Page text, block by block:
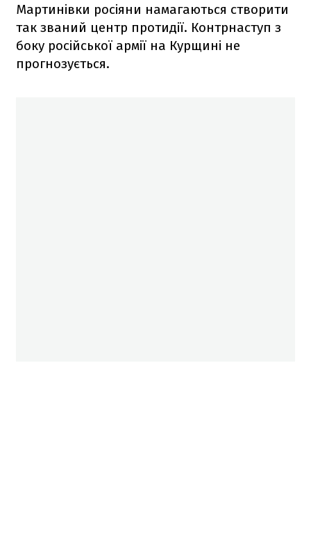
Мартинівки росіяни намагаються створити
так званий центр протидії. Контрнаступ з
боку російської армії на Курщині не
прогнозується.